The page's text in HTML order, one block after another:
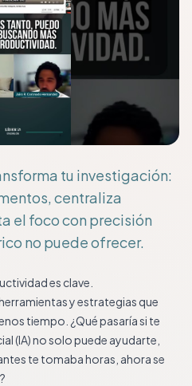
tu investigación:
centraliza
el foco con precisión
no puede ofrecer.
es clave.
y estrategias que
tiempo. ¿Qué pasaría si te
(IA) no solo puede ayudarte,
te tomaba horas, ahora se